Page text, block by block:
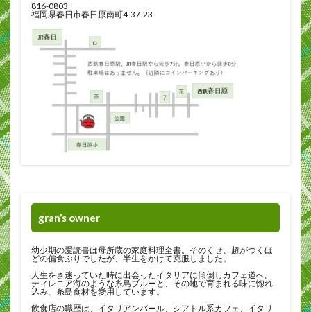
816-0803
福岡県春日市春日原南町4-37-23
gran’s owner
幼少期の愛読書は母所蔵の家庭料理全書。そのくせ、超がつくほ
どの偏食ぶりでしたが、半生をかけて克服しました。
人生をさ迷っていた時に出会ったイタリアに傾倒しカフェ道へ。
ティレニア海のような糸島ブルーと、その地で育まれる味に惚れ
込み、糸島食材を愛用しています。
飲食店の職歴は、イタリアンバール、シアトル系カフェ、イタリ